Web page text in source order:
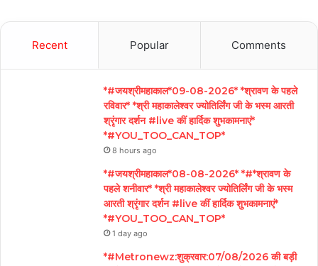
Recent Popular Comments
*#जयश्रीमहाकाल*09-08-2026* *श्रावण के पहले
रविवार* *श्री महाकालेश्वर ज्योतिर्लिंग जी के भस्म आरती
श्रृंगार दर्शन #live कीं हार्दिक शुभकामनाएं*
*#YOU_TOO_CAN_TOP*
8 hours ago
*#जयश्रीमहाकाल*08-08-2026* *#*श्रावण के
पहले शनीवार* *श्री महाकालेश्वर ज्योतिर्लिंग जी के भस्म
आरती श्रृंगार दर्शन #live कीं हार्दिक शुभकामनाएं*
*#YOU_TOO_CAN_TOP*
1 day ago
*#Metronewz:शुक्रवार:07/08/2026 की बड़ी